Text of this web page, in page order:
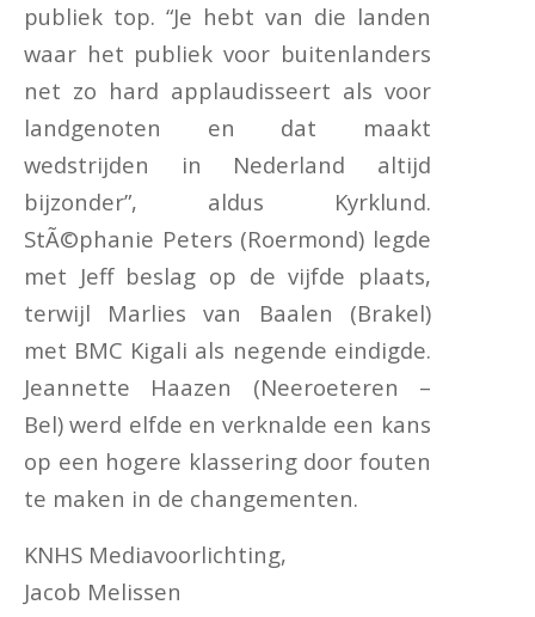
publiek top. “Je hebt van die landen
waar het publiek voor buitenlanders
net zo hard applaudisseert als voor
landgenoten en dat maakt
wedstrijden in Nederland altijd
bijzonder”, aldus Kyrklund.
StÃ©phanie Peters (Roermond) legde
met Jeff beslag op de vijfde plaats,
terwijl Marlies van Baalen (Brakel)
met BMC Kigali als negende eindigde.
Jeannette Haazen (Neeroeteren –
Bel) werd elfde en verknalde een kans
op een hogere klassering door fouten
te maken in de changementen.
KNHS Mediavoorlichting,
Jacob Melissen